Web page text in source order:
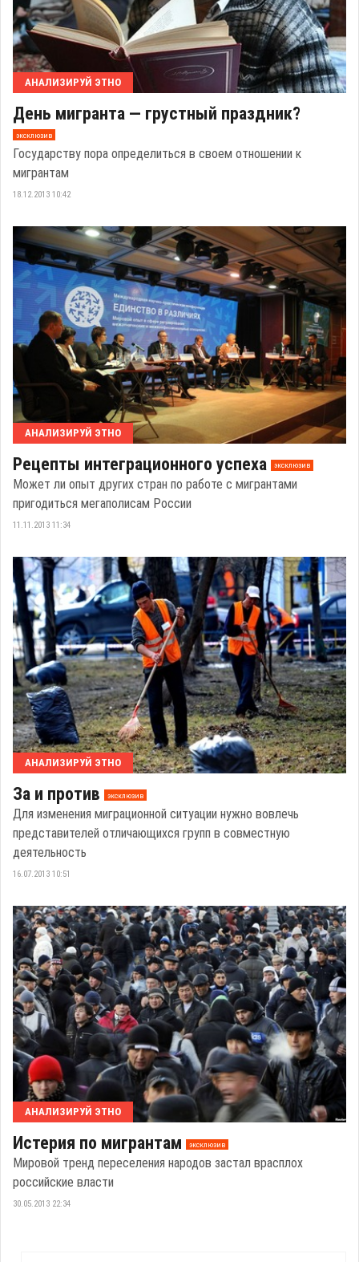
АНАЛИЗИРУЙ ЭТНО
День мигранта — грустный праздник?
эксклюзив
Государству пора определиться в своем отношении к
мигрантам
18.12.2013 10:42
АНАЛИЗИРУЙ ЭТНО
Рецепты интеграционного успеха эксклюзив
Может ли опыт других стран по работе с мигрантами
пригодиться мегаполисам России
11.11.2013 11:34
АНАЛИЗИРУЙ ЭТНО
За и против эксклюзив
Для изменения миграционной ситуации нужно вовлечь
представителей отличающихся групп в совместную
деятельность
16.07.2013 10:51
АНАЛИЗИРУЙ ЭТНО
Истерия по мигрантам эксклюзив
Мировой тренд переселения народов застал врасплох
российские власти
30.05.2013 22:34